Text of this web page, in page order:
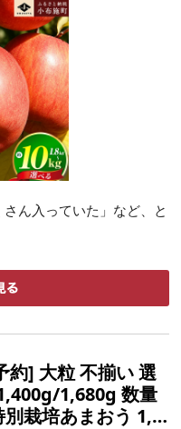
ん入っていた」など、と
約] 大粒 不揃い 選
1,680g 数量
栽培あまおう 1,2